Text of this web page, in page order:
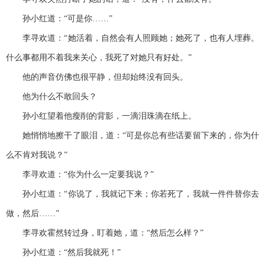
孙小红道：“可是你……”
李寻欢道：“她活着，自然会有人照顾她；她死了，也有人埋葬。
什么事都用不着我来关心，我死了对她只有好处。”
他的声音仿佛也很平静，但却始终没有回头。
他为什么不敢回头？
孙小红望着他瘦削的背影，一滴泪珠滴在纸上。
她悄悄地擦干了眼泪，道：“可是你总有些话要留下来的，你为什
么不肯对我说？”
李寻欢道：“你为什么一定要我说？”
孙小红道：“你说了，我就记下来；你若死了，我就一件件替你去
做，然后……”
李寻欢霍然转过身，盯着她，道：“然后怎么样？”
孙小红道：“然后我就死！”